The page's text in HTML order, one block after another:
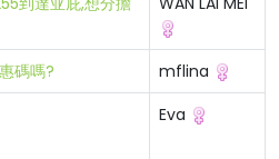
碼嗎?
mflina
Eva